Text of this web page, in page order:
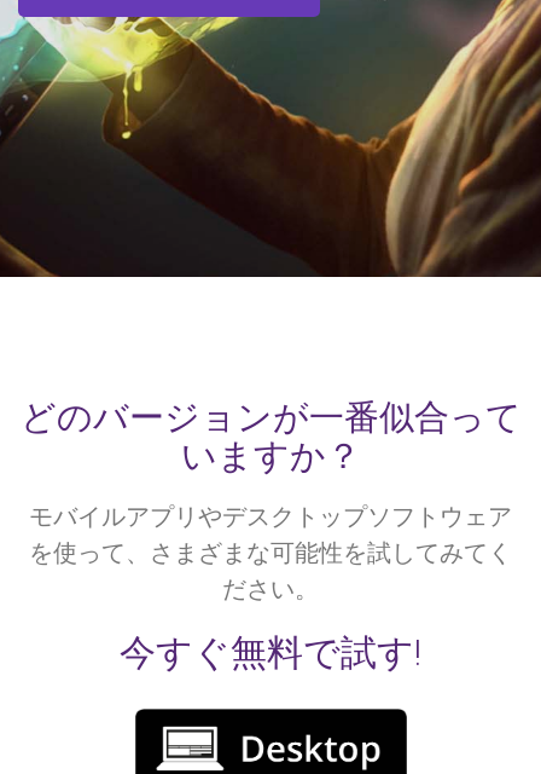
どのバージョンが一番似合って
いますか？
モバイルアプリやデスクトップソフトウェア
を使って、さまざまな可能性を試してみてく
ださい。
今すぐ無料で試す!